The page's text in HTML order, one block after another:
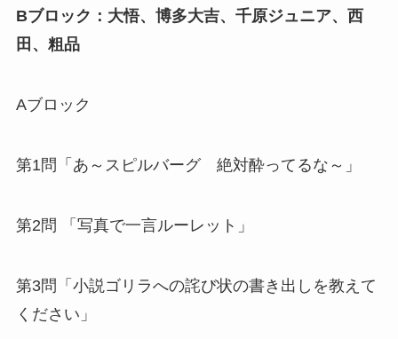
Bブロック：大悟、博多大吉、千原ジュニア、西
田、粗品
Aブロック
第1問「あ～スピルバーグ 絶対酔ってるな～」
第2問 「写真で一言ルーレット」
第3問「小説ゴリラへの詫び状の書き出しを教えて
ください」